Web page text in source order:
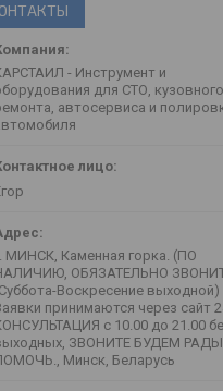
- Инструмент и
для СТО, кузовного
автосервиса и
МИНСК, Каменная горка. (ПО
ОБЯЗАТЕЛЬНО
Воскресение выходной)
принимаются через сайт
с 10.00 до 21.00
ЗВОНИТЕ БУДЕМ РАДЫ
Минск, Беларусь